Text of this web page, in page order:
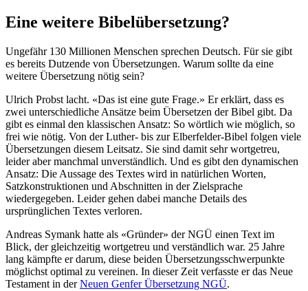
Eine weitere Bibelübersetzung?
Ungefähr 130 Millionen Menschen sprechen Deutsch. Für sie gibt
es bereits Dutzende von Übersetzungen. Warum sollte da eine
weitere Übersetzung nötig sein?
Ulrich Probst lacht. «Das ist eine gute Frage.» Er erklärt, dass es
zwei unterschiedliche Ansätze beim Übersetzen der Bibel gibt. Da
gibt es einmal den klassischen Ansatz: So wörtlich wie möglich, so
frei wie nötig. Von der Luther- bis zur Elberfelder-Bibel folgen viele
Übersetzungen diesem Leitsatz. Sie sind damit sehr wortgetreu,
leider aber manchmal unverständlich. Und es gibt den dynamischen
Ansatz: Die Aussage des Textes wird in natürlichen Worten,
Satzkonstruktionen und Abschnitten in der Zielsprache
wiedergegeben. Leider gehen dabei manche Details des
ursprünglichen Textes verloren.
Andreas Symank hatte als «Gründer» der NGÜ einen Text im
Blick, der gleichzeitig wortgetreu und verständlich war. 25 Jahre
lang kämpfte er darum, diese beiden Übersetzungsschwerpunkte
möglichst optimal zu vereinen. In dieser Zeit verfasste er das Neue
Testament in derNeuen Genfer Übersetzung NGÜ.